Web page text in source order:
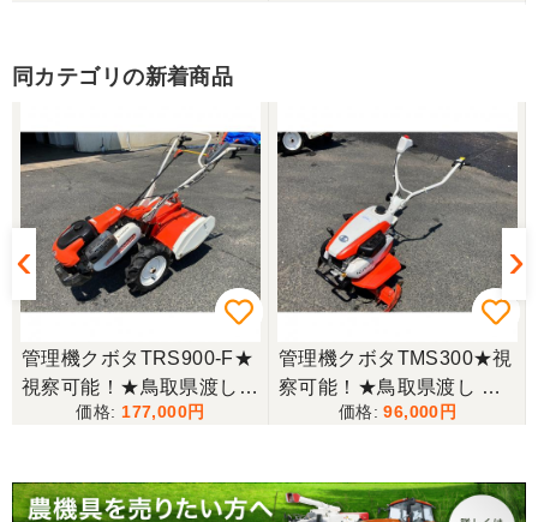
スタッフの鈴木さんが親切で機械に詳しく 丁寧にご
対応頂きました。 ありがとう！ 少し距離はあります
が、今後も農機具を買う際はのうき屋さんを利用し
ようと思います。
三重県／miraisann
写真と現物が違いすぎる
三重県／谷本勝美
こちらの、対応も、よく、大変、満足、です。
三重県／谷本勝美
同カテゴリの新着商品
管理機クボタTRS900-F★
視察可能！★鳥取県渡し
クボタ 管理機 TRS900-F
現状渡し【P11485814】
177,000
管理機クボタTMS300★視
察可能！★鳥取県渡し ク
ボタ 管理機 TMS300 ガソ
渡し【P11485817】
96,000